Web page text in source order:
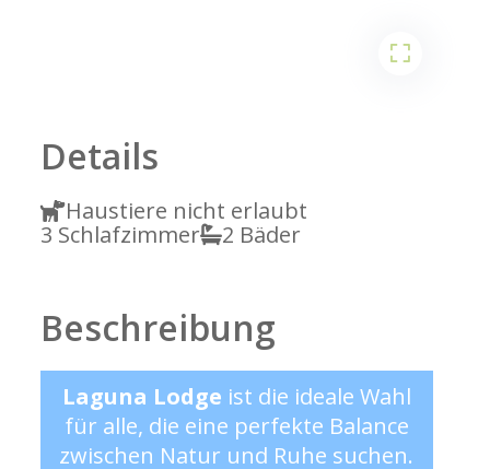
Details
Haustiere nicht erlaubt
3 Schlafzimmer
2 Bäder
Beschreibung
Laguna Lodge ist die ideale Wahl
für alle, die eine perfekte Balance
zwischen Natur und Ruhe suchen.